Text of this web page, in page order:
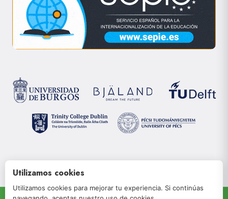
Utilizamos cookies
Utilizamos cookies para mejorar tu experiencia. Si continúas